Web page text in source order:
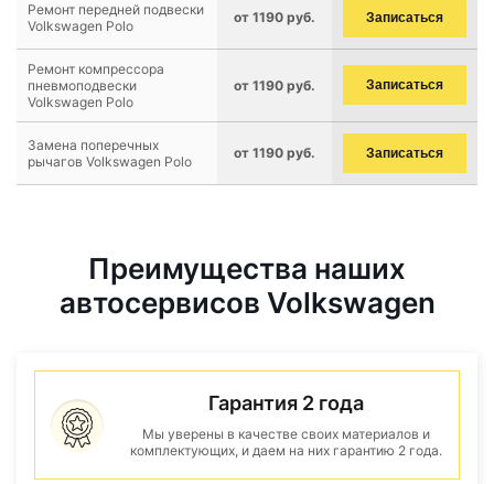
Ремонт передней подвески
Volkswagen Polo
от 1190 руб. Записаться
Ремонт компрессора
пневмоподвески
Volkswagen Polo
от 1190 руб. Записаться
Замена поперечных
рычагов Volkswagen Polo
от 1190 руб. Записаться
Преимущества наших
автосервисов Volkswagen
Гарантия 2 года
Мы уверены в качестве своих материалов и
комплектующих, и даем на них гарантию 2 года.